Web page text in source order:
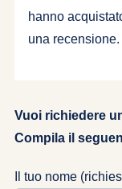
hanno
una recensione.
Vuoi richiedere
Compila il
Il tuo nome